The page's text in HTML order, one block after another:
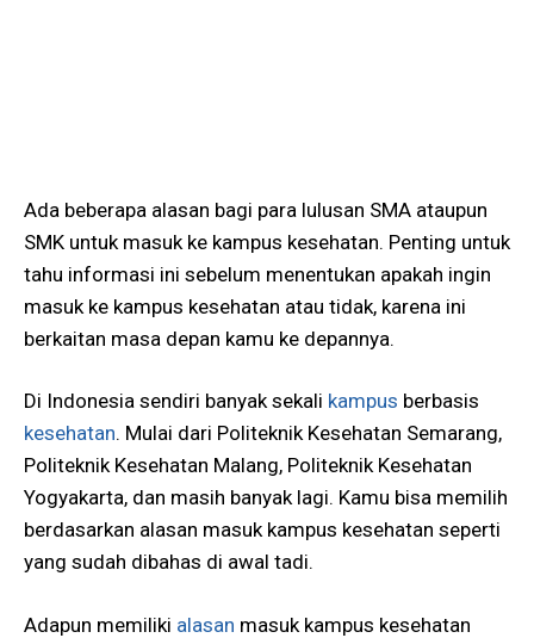
Ada beberapa alasan bagi para lulusan SMA ataupun
SMK untuk masuk ke kampus kesehatan. Penting untuk
tahu informasi ini sebelum menentukan apakah ingin
masuk ke kampus kesehatan atau tidak, karena ini
berkaitan masa depan kamu ke depannya.
Di Indonesia sendiri banyak sekali kampus berbasis
kesehatan. Mulai dari Politeknik Kesehatan Semarang,
Politeknik Kesehatan Malang, Politeknik Kesehatan
Yogyakarta, dan masih banyak lagi. Kamu bisa memilih
berdasarkan alasan masuk kampus kesehatan seperti
yang sudah dibahas di awal tadi.
Adapun memiliki alasan masuk kampus kesehatan